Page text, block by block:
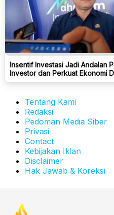
Insentif Investasi Jadi Andalan
Investor dan Perkuat Ekonomi
Tentang Kami
Redaksi
Pedoman Media Siber
Privasi
Contact
Kebijakan Iklan
Disclaimer
Hak Jawab & Koreksi